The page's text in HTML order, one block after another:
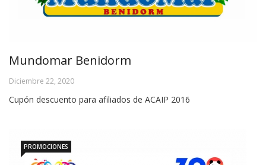
Mundomar Benidorm
Diciembre 22, 2020
Cupón descuento para afiliados de ACAIP 2016
PROMOCIONES